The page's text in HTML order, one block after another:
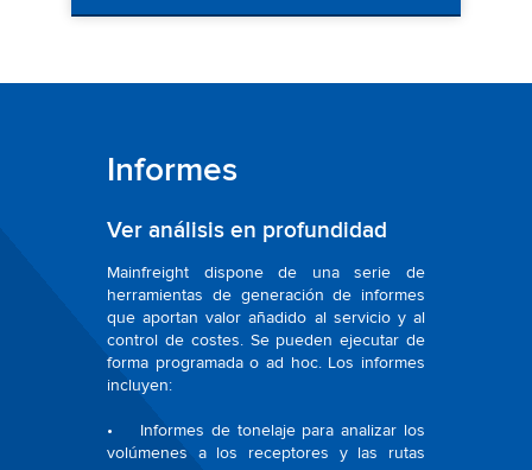
Informes
Ver análisis en profundidad
Mainfreight dispone de una serie de
herramientas de generación de informes
que aportan valor añadido al servicio y al
control de costes. Se pueden ejecutar de
forma programada o ad hoc. Los informes
incluyen:
• Informes de tonelaje para analizar los
volúmenes a los receptores y las rutas